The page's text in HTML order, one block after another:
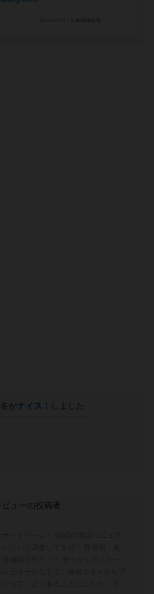
名がナイス！ しました
ビューの投稿者